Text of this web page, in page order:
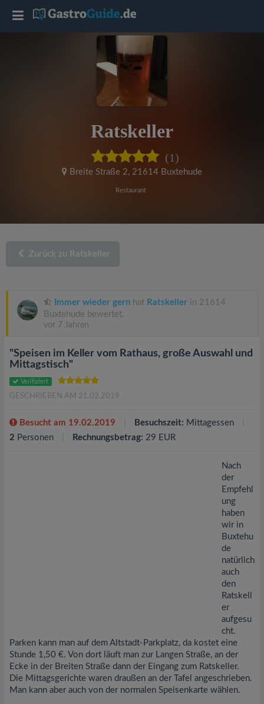
Ratskeller
(1)
Breite Straße 2, 21614 Buxtehude
Restaurant
Zurück zu Ratskeller
Immer wieder gern hat Ratskeller in 21614
Buxtehude bewertet.
vor 7 Jahren
"Speisen im Keller vom Rathaus, große Auswahl und
Mittagstisch"
Verifiziert
GESCHRIEBEN AM 21.02.2019
Besucht am 19.02.2019 Besuchszeit: Mittagessen
2 Personen Rechnungsbetrag: 29 EUR
Nach
der
Empfehl
ung
haben
wir in
Buxtehu
de
natürlich
auch
den
Ratskell
er
aufgesu
cht.
Parken kann man auf dem Altstadt-Parkplatz, da kostet eine
Stunde 1,50 €. Von dort läuft man zur Langen Straße, an der
Ecke in der Breiten Straße dann der Eingang zum Ratskeller.
Die Mittagsgerichte waren draußen an der Tafel angeschrieben.
Man kann aber auch von der normalen Speisenkarte wählen.
T
a
i